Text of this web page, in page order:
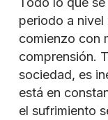
periodo a
comienzo con
comprensión.
sociedad, es
está en
el sufrimiento